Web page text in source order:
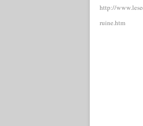
http://
ruine.htm